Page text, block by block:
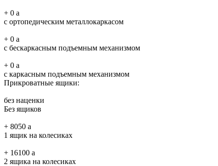
+ 0 a
с ортопедическим металлокаркасом
+ 0 a
с бескаркасным подъемным механизмом
+ 0 a
с каркасным подъемным механизмом
Прикроватные ящики:
без наценки
Без ящиков
+ 8050 a
1 ящик на колесиках
+ 16100 a
2 ящика на колесиках